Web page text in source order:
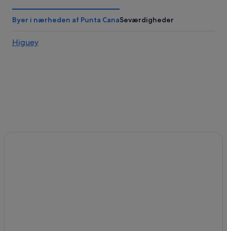
Byer i nærheden af Punta CanaSeværdigheder
Higuey